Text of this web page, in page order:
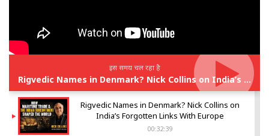
इस समय चल रहा है
Rigvedic Names in Denmark? Nick Collins on India’s Forgotten Links With Europe
Rigvedic Names in Denmark? Nick Collins on
India’s Forgotten Links With Europe
00:32:39